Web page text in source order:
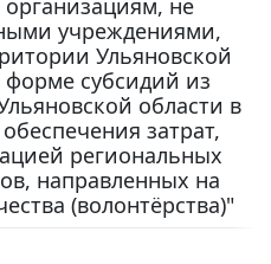
не
учреждениями,
Ульяновской
форме субсидий из
области в
затрат,
региональных
направленных на
(волонтёрства)"